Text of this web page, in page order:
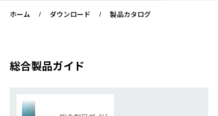
ホーム ダウンロード 製品カタログ
総合製品ガイド